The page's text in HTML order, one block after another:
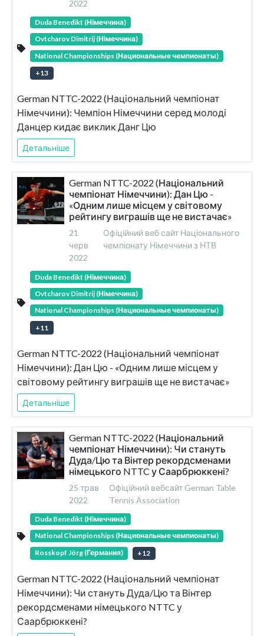
2022
Duda Benedikt (Німеччина)
Ovtcharov Dimitrij (Німеччина)
National Championships (Национальные чемпионаты)
+13
German NTTC-2022 (Національний чемпіонат
Німеччини): Чемпіон Німеччини серед молоді
Данцер кидає виклик Данг Цю
Детальніше
German NTTC-2022 (Національний
чемпіонат Німеччини): Дан Цю -
«Одним лише місцем у світовому
рейтингу виграшів ще не вистачає»
21
черв
2022
Офіційний веб сайт Національного
чемпіонату Німеччини з НТВ
Duda Benedikt (Німеччина)
Ovtcharov Dimitrij (Німеччина)
National Championships (Национальные чемпионаты)
+11
German NTTC-2022 (Національний чемпіонат
Німеччини): Дан Цю - «Одним лише місцем у
світовому рейтингу виграшів ще не вистачає»
Детальніше
German NTTC-2022 (Національний
чемпіонат Німеччини): Чи стануть
Дуда/Цю та Вінтер рекордсменами
німецького NTTC у Саарбрюккені?
25 трав
2022
Офіційний вебсайт German Table
Tennis Association
Duda Benedikt (Німеччина)
National Championships (Национальные чемпионаты)
Rosskopf Jörg (Германия)
+12
German NTTC-2022 (Національний чемпіонат
Німеччини): Чи стануть Дуда/Цю та Вінтер
рекордсменами німецького NTTC у
Саарбрюккені?